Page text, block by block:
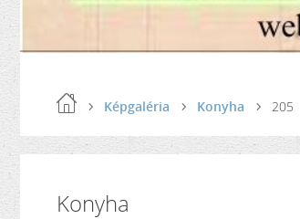
Képgaléria Konyha 205
Konyha